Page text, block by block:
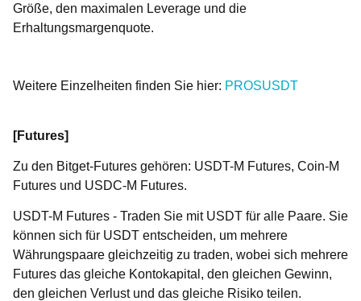
Größe, den maximalen Leverage und die
Erhaltungsmargenquote.
Weitere Einzelheiten finden Sie hier: PROSUSDT
[Futures]
Zu den Bitget-Futures gehören: USDT-M Futures, Coin-M
Futures und USDC-M Futures.
USDT-M Futures - Traden Sie mit USDT für alle Paare. Sie
können sich für USDT entscheiden, um mehrere
Währungspaare gleichzeitig zu traden, wobei sich mehrere
Futures das gleiche Kontokapital, den gleichen Gewinn,
den gleichen Verlust und das gleiche Risiko teilen.